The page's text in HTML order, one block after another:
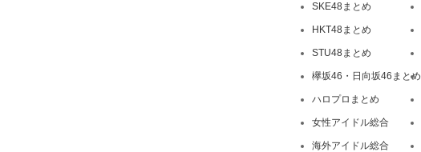
SKE48まとめ
HKT48まとめ
STU48まとめ
欅坂46・日向坂46まとめ
ハロプロまとめ
女性アイドル総合
海外アイドル総合